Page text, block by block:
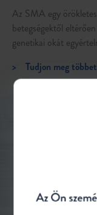
Az Ön
Az SMA egy
betegségektől
genetikai okát
> Tudjon meg többet